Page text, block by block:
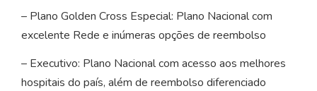
– Plano Golden Cross Especial: Plano Nacional com
excelente Rede e inúmeras opções de reembolso
– Executivo: Plano Nacional com acesso aos melhores
hospitais do país, além de reembolso diferenciado